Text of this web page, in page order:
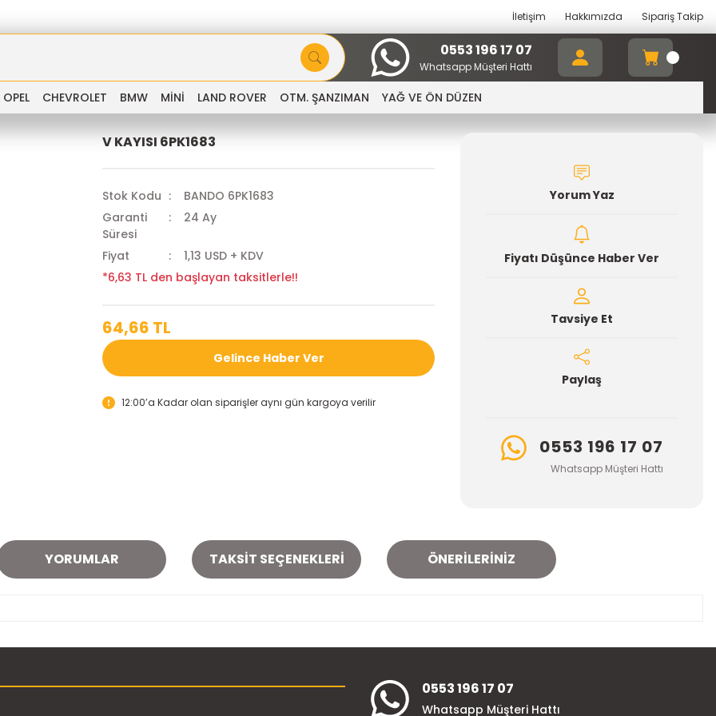
İletişim Hakkımızda Sipariş Takip
0553 196 17 07
Whatsapp Müşteri Hattı
OPEL CHEVROLET BMW MİNİ LAND ROVER OTM. ŞANZIMAN YAĞ VE ÖN DÜZEN
V KAYISI 6PK1683
Stok Kodu
BANDO 6PK1683
Garanti
Süresi
24 Ay
Fiyat
1,13 USD + KDV
*6,63 TL den başlayan taksitlerle!!
64,66 TL
Gelince Haber Ver
12:00’a Kadar olan siparişler aynı gün kargoya verilir
Yorum Yaz
Fiyatı Düşünce Haber Ver
Tavsiye Et
Paylaş
0553 196 17 07
Whatsapp Müşteri Hattı
YORUMLAR TAKSIT SEÇENEKLERI ÖNERILERINIZ
Bu ürüne ilk yorumu siz yapın! 0553 196 17 07
Whatsapp Müşteri Hattı